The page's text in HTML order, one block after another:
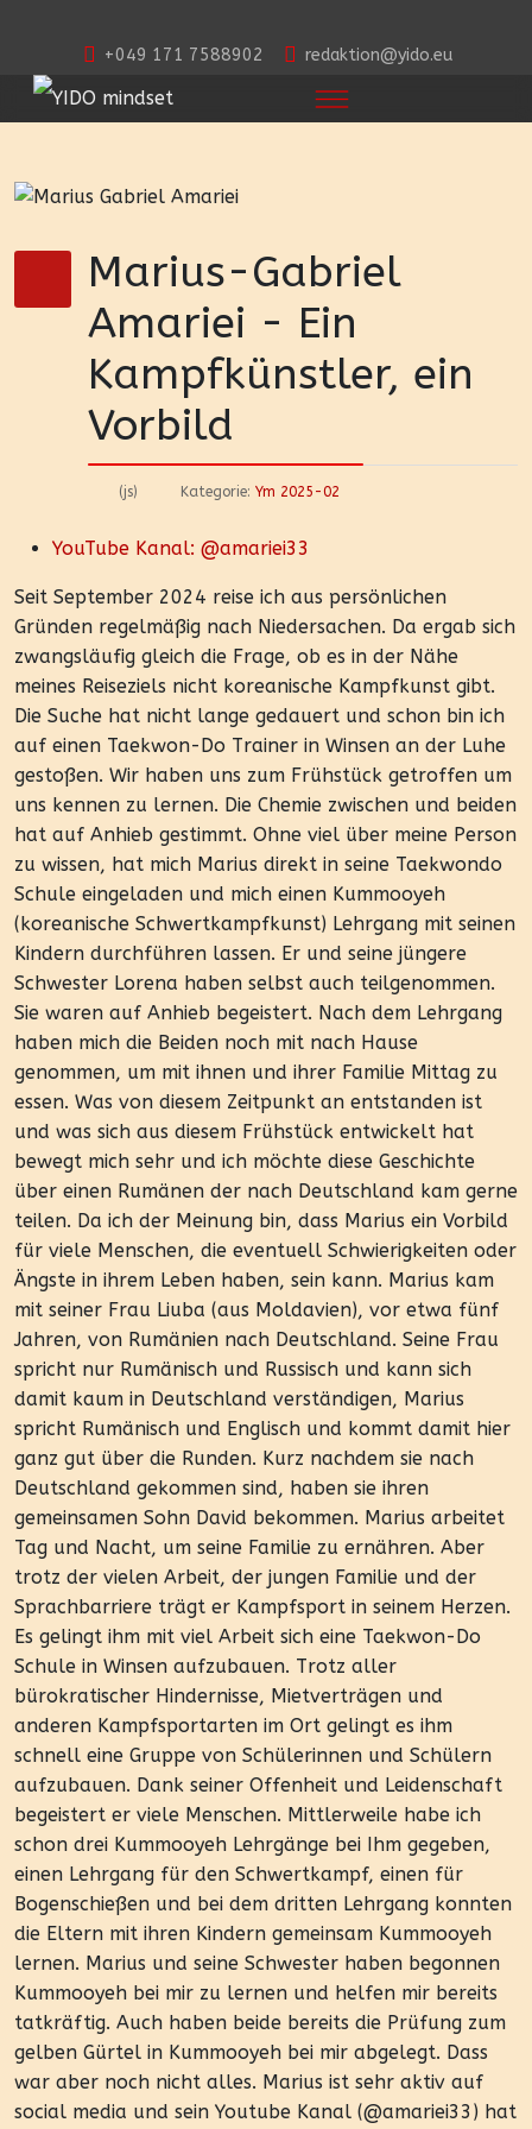
+049 171 7588902 redaktion@yido.eu
Marius-Gabriel
Amariei - Ein
Kampfkünstler, ein
Vorbild
(js) Kategorie: Ym 2025-02
YouTube Kanal: @amariei33
Seit September 2024 reise ich aus persönlichen
Gründen regelmäßig nach Niedersachen. Da ergab sich
zwangsläufig gleich die Frage, ob es in der Nähe
meines Reiseziels nicht koreanische Kampfkunst gibt.
Die Suche hat nicht lange gedauert und schon bin ich
auf einen Taekwon-Do Trainer in Winsen an der Luhe
gestoßen. Wir haben uns zum Frühstück getroffen um
uns kennen zu lernen. Die Chemie zwischen und beiden
hat auf Anhieb gestimmt. Ohne viel über meine Person
zu wissen, hat mich Marius direkt in seine Taekwondo
Schule eingeladen und mich einen Kummooyeh
(koreanische Schwertkampfkunst) Lehrgang mit seinen
Kindern durchführen lassen. Er und seine jüngere
Schwester Lorena haben selbst auch teilgenommen.
Sie waren auf Anhieb begeistert. Nach dem Lehrgang
haben mich die Beiden noch mit nach Hause
genommen, um mit ihnen und ihrer Familie Mittag zu
essen. Was von diesem Zeitpunkt an entstanden ist
und was sich aus diesem Frühstück entwickelt hat
bewegt mich sehr und ich möchte diese Geschichte
über einen Rumänen der nach Deutschland kam gerne
teilen. Da ich der Meinung bin, dass Marius ein Vorbild
für viele Menschen, die eventuell Schwierigkeiten oder
Ängste in ihrem Leben haben, sein kann. Marius kam
mit seiner Frau Liuba (aus Moldavien), vor etwa fünf
Jahren, von Rumänien nach Deutschland. Seine Frau
spricht nur Rumänisch und Russisch und kann sich
damit kaum in Deutschland verständigen, Marius
spricht Rumänisch und Englisch und kommt damit hier
ganz gut über die Runden. Kurz nachdem sie nach
Deutschland gekommen sind, haben sie ihren
gemeinsamen Sohn David bekommen. Marius arbeitet
Tag und Nacht, um seine Familie zu ernähren. Aber
trotz der vielen Arbeit, der jungen Familie und der
Sprachbarriere trägt er Kampfsport in seinem Herzen.
Es gelingt ihm mit viel Arbeit sich eine Taekwon-Do
Schule in Winsen aufzubauen. Trotz aller
bürokratischer Hindernisse, Mietverträgen und
anderen Kampfsportarten im Ort gelingt es ihm
schnell eine Gruppe von Schülerinnen und Schülern
aufzubauen. Dank seiner Offenheit und Leidenschaft
begeistert er viele Menschen. Mittlerweile habe ich
schon drei Kummooyeh Lehrgänge bei Ihm gegeben,
einen Lehrgang für den Schwertkampf, einen für
Bogenschießen und bei dem dritten Lehrgang konnten
die Eltern mit ihren Kindern gemeinsam Kummooyeh
lernen. Marius und seine Schwester haben begonnen
Kummooyeh bei mir zu lernen und helfen mir bereits
tatkräftig. Auch haben beide bereits die Prüfung zum
gelben Gürtel in Kummooyeh bei mir abgelegt. Dass
war aber noch nicht alles. Marius ist sehr aktiv auf
social media und sein Youtube Kanal (@amariei33) hat